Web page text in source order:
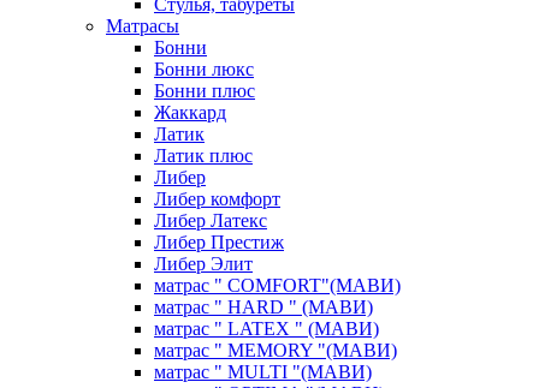
Стулья, табуреты
Матрасы
Бонни
Бонни люкс
Бонни плюс
Жаккард
Латик
Латик плюс
Либер
Либер комфорт
Либер Латекс
Либер Престиж
Либер Элит
матрас " COMFORT"(МАВИ)
матрас " HARD " (МАВИ)
матрас " LATEX " (МАВИ)
матрас " MEMORY "(МАВИ)
матрас " MULTI "(МАВИ)